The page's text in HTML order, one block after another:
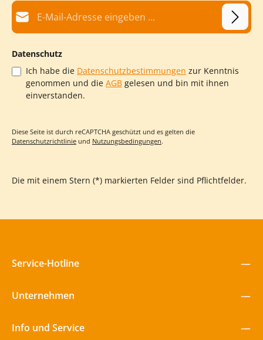
E-Mail-Adresse*
Datenschutz
Ich habe die Datenschutzbestimmungen zur Kenntnis
genommen und die AGB gelesen und bin mit ihnen
einverstanden.
Diese Seite ist durch reCAPTCHA geschützt und es gelten die
Datenschutzrichtlinie und Nutzungsbedingungen.
Die mit einem Stern (*) markierten Felder sind Pflichtfelder.
Service-Hotline
Unternehmen
Info und Service